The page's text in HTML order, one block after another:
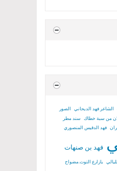
الشاعر فهد الديحاني الصور
من سبة خطاك سند مطر
فهد الدقيس المنصوري
فهد بن صنهات
يازارع التوت.مضواح